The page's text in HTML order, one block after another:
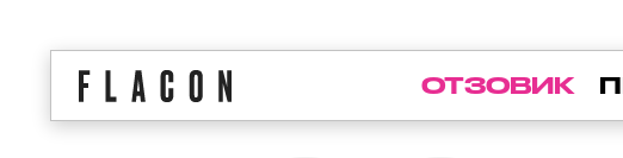
ОТЗОВИК